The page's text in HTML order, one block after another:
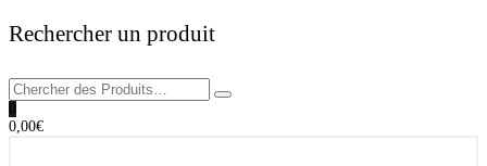
Rechercher un produit
0,00€